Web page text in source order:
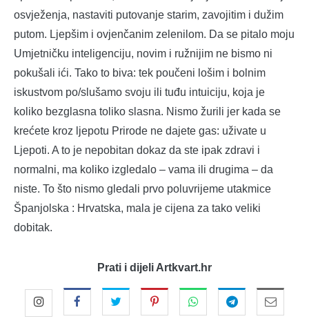
osvježenja, nastaviti putovanje starim, zavojitim i dužim
putom. Ljepšim i ovjenčanim zelenilom. Da se pitalo moju
Umjetničku inteligenciju, novim i ružnijim ne bismo ni
pokušali ići. Tako to biva: tek poučeni lošim i bolnim
iskustvom po/slušamo svoju ili tuđu intuiciju, koja je
koliko bezglasna toliko slasna. Nismo žurili jer kada se
krećete kroz ljepotu Prirode ne dajete gas: uživate u
Ljepoti. A to je nepobitan dokaz da ste ipak zdravi i
normalni, ma koliko izgledalo – vama ili drugima – da
niste. To što nismo gledali prvo poluvrijeme utakmice
Španjolska : Hrvatska, mala je cijena za tako veliki
dobitak.
Prati i dijeli Artkvart.hr